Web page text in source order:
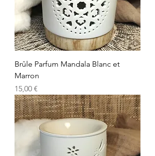
Brûle Parfum Mandala Blanc et
Marron
Prix
15,00 €